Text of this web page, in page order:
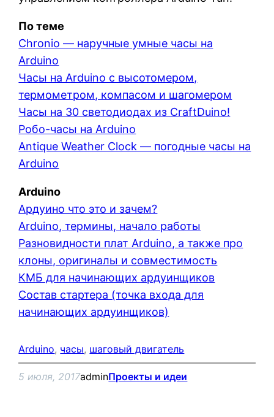
По теме
Chronio — наручные умные часы на
Arduino
Часы на Arduino с высотомером,
термометром, компасом и шагомером
Часы на 30 светодиодах из CraftDuino!
Робо-часы на Arduino
Antique Weather Clock — погодные часы на
Arduino
Arduino
Ардуино что это и зачем?
Arduino, термины, начало работы
Разновидности плат Arduino, а также про
клоны, оригиналы и совместимость
КМБ для начинающих ардуинщиков
Состав стартера (точка входа для
начинающих ардуинщиков)
Arduino, часы, шаговый двигатель
5 июля, 2017adminПроекты и идеи